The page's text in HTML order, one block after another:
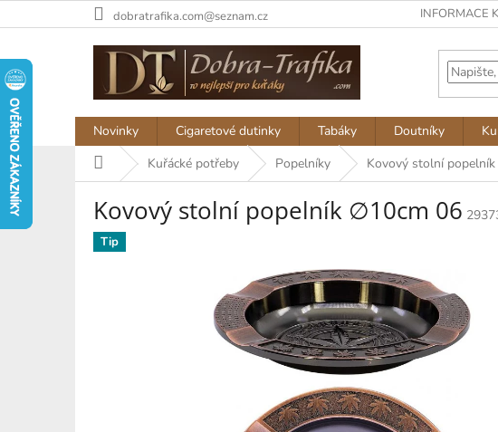
na
dobratrafika.com@seznam.cz INFORMACE
Novinky Cigaretové dutinky Tabáky Doutníky
Domů Kuřácké potřeby Popelníky Kovový stolní
Kovový stolní popelník ∅10cm 06
Tip